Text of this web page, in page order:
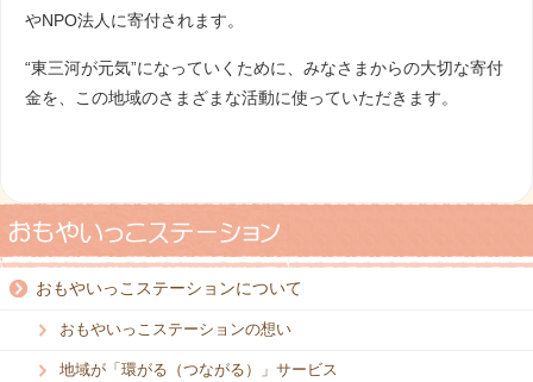
やNPO法人に寄付されます。
“東三河が元気”になっていくために、みなさまからの大切な寄付
金を、この地域のさまざまな活動に使っていただきます。
おもやいっこステーションについて
おもやいっこステーションの想い
地域が「環がる（つながる）」サービス